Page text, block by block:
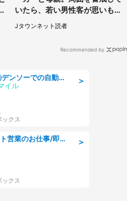
いたら、若い男性客が思いもよ
らぬ行動に（東京都・50代女
性）
Jタウンネット読者
Recommended by
＞
未経験者大歓迎! ㈱デンソーでの自動車部品の組立作業 denso aichi
イル
ックス
＞
営業/商社でのルート営業のお仕事/即日勤務可/車通勤可/営業
ックス